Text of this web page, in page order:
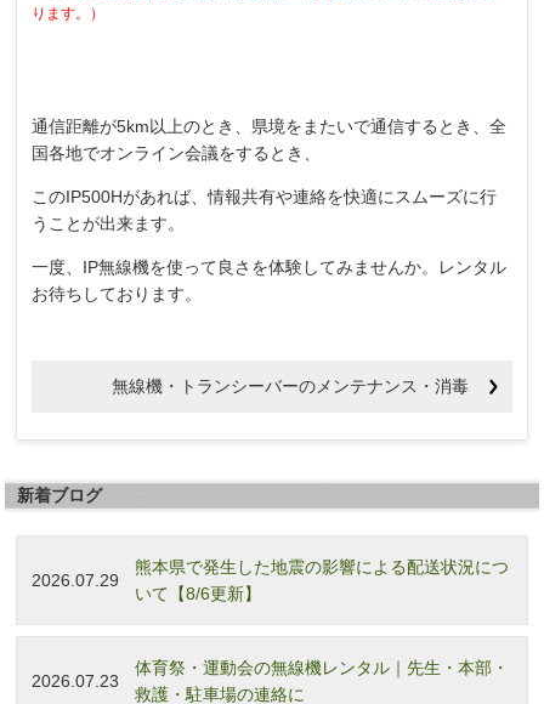
ります。）
通信距離が5km以上のとき、県境をまたいで通信するとき、全
国各地でオンライン会議をするとき、
このIP500Hがあれば、情報共有や連絡を快適にスムーズに行
うことが出来ます。
一度、IP無線機を使って良さを体験してみませんか。レンタル
お待ちしております。
無線機・トランシーバーのメンテナンス・消毒
新着ブログ
2026.07.29
熊本県で発生した地震の影響による配送状況につ
いて【8/6更新】
2026.07.23
体育祭・運動会の無線機レンタル｜先生・本部・
救護・駐車場の連絡に